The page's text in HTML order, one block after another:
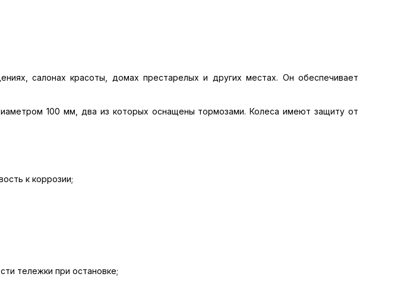
салонах красоты, домах престарелых и других местах. Он обеспечивает
100 мм, два из которых оснащены тормозами. Колеса имеют защиту от
к коррозии;
тележки при остановке;